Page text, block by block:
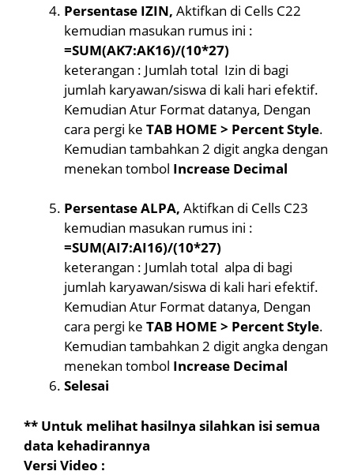
Persentase IZIN, Aktifkan di Cells C22
kemudian masukan rumus ini :
=SUM(AK7:AK16)/(10*27)
keterangan : Jumlah total Izin di bagi
jumlah karyawan/siswa di kali hari efektif.
Kemudian Atur Format datanya, Dengan
cara pergi ke TAB HOME > Percent Style.
Kemudian tambahkan 2 digit angka dengan
menekan tombol Increase Decimal
Persentase ALPA, Aktifkan di Cells C23
kemudian masukan rumus ini :
=SUM(AI7:AI16)/(10*27)
keterangan : Jumlah total alpa di bagi
jumlah karyawan/siswa di kali hari efektif.
Kemudian Atur Format datanya, Dengan
cara pergi ke TAB HOME > Percent Style.
Kemudian tambahkan 2 digit angka dengan
menekan tombol Increase Decimal
Selesai
** Untuk melihat hasilnya silahkan isi semua
data kehadirannya
Versi Video :